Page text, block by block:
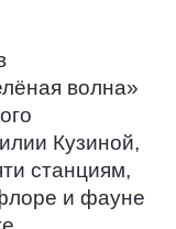
волна»
Кузиной,
станциям,
и фауне